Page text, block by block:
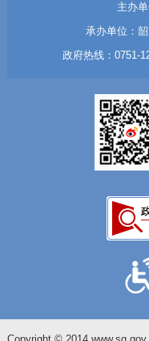
主办
承办单位：
政府热线：0751-